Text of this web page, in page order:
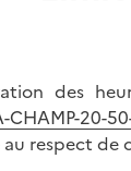
des
CHAMP-20-
respect de